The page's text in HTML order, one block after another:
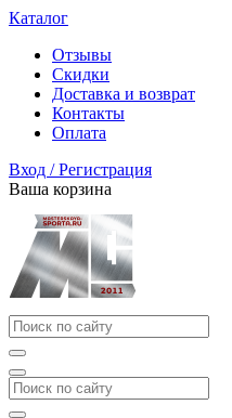
Каталог
Отзывы
Скидки
Доставка и возврат
Контакты
Оплата
Вход / Регистрация
Ваша корзина